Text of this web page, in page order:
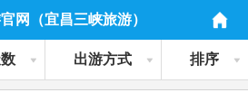
网（宜昌三峡旅游）
出游方式 排序